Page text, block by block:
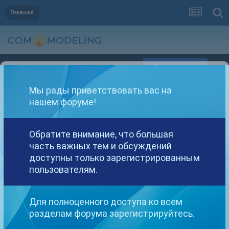
Главная
Уже зарегистрированы? Войти Регистрация
Другие варианты поиска
Найдено: 1 результат
СОРТИРОВКА
Мы рады приветствовать вас на
нашем форуме!
Обратите внимание, что большая
часть важных тем и обсуждений
доступны только зарегистрированным
пользователям.
Для полноценного доступа ко всем
разделам форума зарегистрируйтесь.